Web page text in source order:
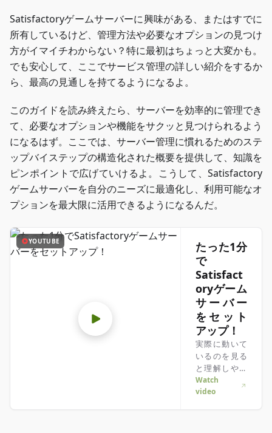
Satisfactoryゲームサーバーに興味がある、またはすでに
所有しているけど、管理方法や必要なオプションの見つけ
方がイマイチわからない？特に最初はちょっと大変かも。
でも安心して、ここでサービス管理の詳しい紹介をするか
ら、最高の見通しを持てるようになるよ。
このガイドを読み終えたら、サーバーを効率的に管理でき
て、必要なオプションや機能をサクッと見つけられるよう
になるはず。ここでは、サーバー管理に慣れるためのステ
ップバイステップの構造化された概要を提供して、知識を
ピンポイントで広げていけるよ。こうして、Satisfactory
ゲームサーバーを自分のニーズに最適化し、利用可能なオ
プションを最大限に活用できるようになるんだ。
YOUTUBE
たった1分
で
Satisfact
oryゲーム
サーバー
をセット
アップ！
実際に動いて
いるのを見る
と理解しやす
い？そんなあ
なたにピッタ
Watch
video